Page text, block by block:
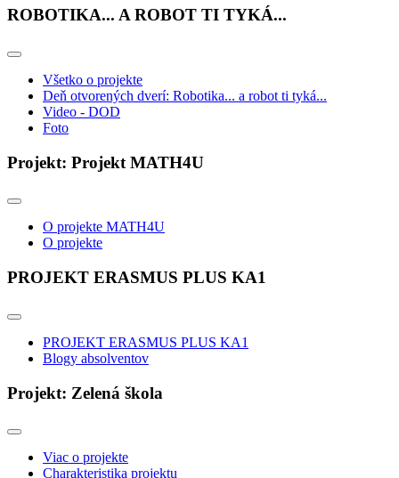
ROBOTIKA... A ROBOT TI TYKÁ...
Všetko o projekte
Deň otvorených dverí: Robotika... a robot ti tyká...
Video - DOD
Foto
Projekt: Projekt MATH4U
O projekte MATH4U
O projekte
PROJEKT ERASMUS PLUS KA1
PROJEKT ERASMUS PLUS KA1
Blogy absolventov
Projekt: Zelená škola
Viac o projekte
Charakteristika projektu